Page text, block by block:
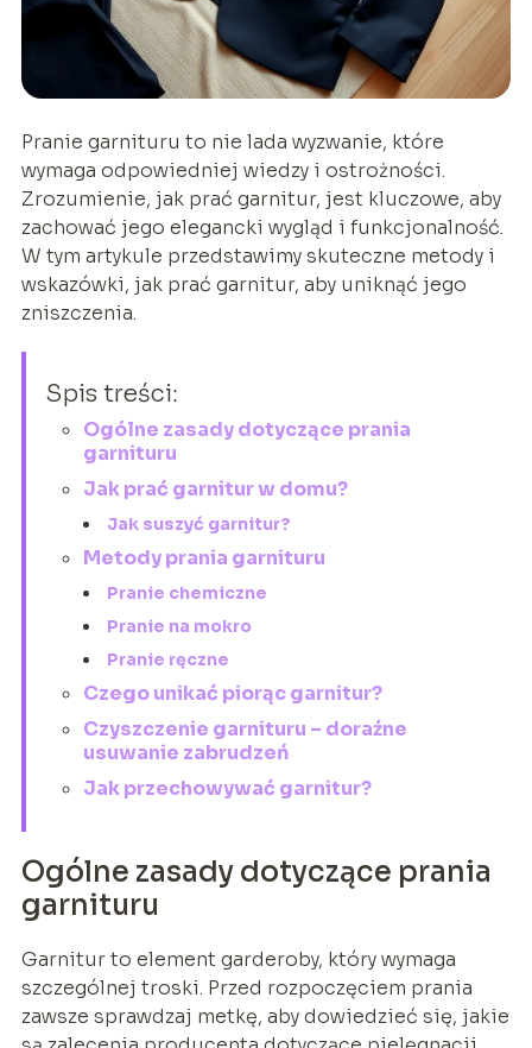
Pranie garnituru to nie lada wyzwanie, które
wymaga odpowiedniej wiedzy i ostrożności.
Zrozumienie, jak prać garnitur, jest kluczowe, aby
zachować jego elegancki wygląd i funkcjonalność.
W tym artykule przedstawimy skuteczne metody i
wskazówki, jak prać garnitur, aby uniknąć jego
zniszczenia.
Spis treści:
Ogólne zasady dotyczące prania
garnituru
Jak prać garnitur w domu?
Jak suszyć garnitur?
Metody prania garnituru
Pranie chemiczne
Pranie na mokro
Pranie ręczne
Czego unikać piorąc garnitur?
Czyszczenie garnituru – doraźne
usuwanie zabrudzeń
Jak przechowywać garnitur?
Ogólne zasady dotyczące prania
garnituru
Garnitur to element garderoby, który wymaga
szczególnej troski. Przed rozpoczęciem prania
zawsze sprawdzaj metkę, aby dowiedzieć się, jakie